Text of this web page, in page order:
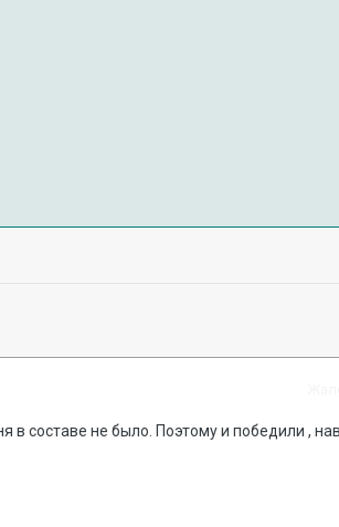
составе не было. Поэтому и победили ,